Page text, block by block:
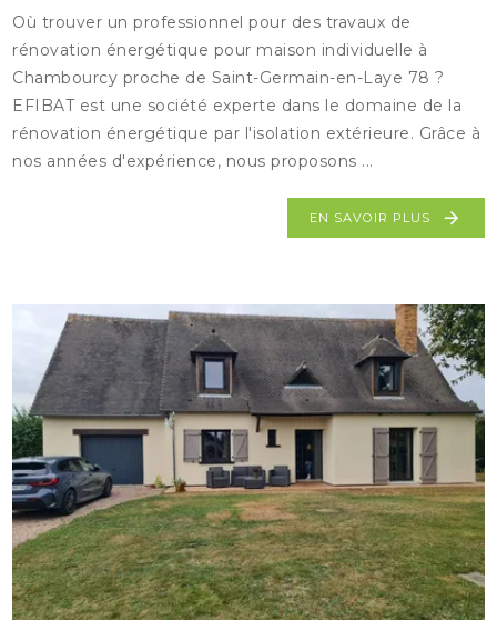
Où trouver un professionnel pour des travaux de
rénovation énergétique pour maison individuelle à
Chambourcy proche de Saint-Germain-en-Laye 78 ?
EFIBAT est une société experte dans le domaine de la
rénovation énergétique par l'isolation extérieure. Grâce à
nos années d'expérience, nous proposons ...
EN SAVOIR PLUS